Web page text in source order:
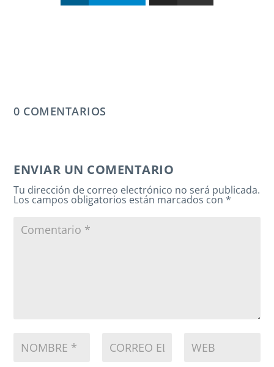
0 COMENTARIOS
ENVIAR UN COMENTARIO
Tu dirección de correo electrónico no será publicada.
Los campos obligatorios están marcados con*